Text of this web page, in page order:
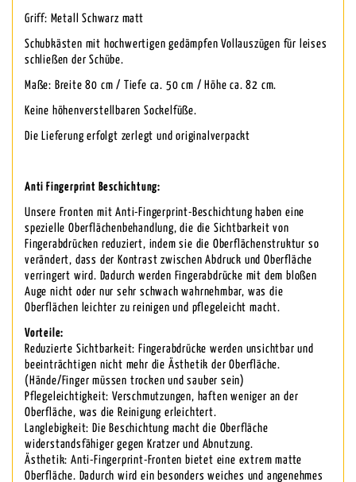
Griff: Metall Schwarz matt
Schubkästen mit hochwertigen gedämpfen Vollauszügen für leises
schließen der Schübe.
Maße: Breite 80 cm / Tiefe ca. 50 cm / Höhe ca. 82 cm.
Keine höhenverstellbaren Sockelfüße.
Die Lieferung erfolgt zerlegt und originalverpackt
Anti Fingerprint Beschichtung:
Unsere Fronten mit Anti-Fingerprint-Beschichtung haben eine
spezielle Oberflächenbehandlung, die die Sichtbarkeit von
Fingerabdrücken reduziert, indem sie die Oberflächenstruktur so
verändert, dass der Kontrast zwischen Abdruck und Oberfläche
verringert wird. Dadurch werden Fingerabdrücke mit dem bloßen
Auge nicht oder nur sehr schwach wahrnehmbar, was die
Oberflächen leichter zu reinigen und pflegeleicht macht.
Vorteile:
Reduzierte Sichtbarkeit: Fingerabdrücke werden unsichtbar und
beeinträchtigen nicht mehr die Ästhetik der Oberfläche.
(Hände/Finger müssen trocken und sauber sein)
Pflegeleichtigkeit: Verschmutzungen, haften weniger an der
Oberfläche, was die Reinigung erleichtert.
Langlebigkeit: Die Beschichtung macht die Oberfläche
widerstandsfähiger gegen Kratzer und Abnutzung.
Ästhetik: Anti-Fingerprint-Fronten bietet eine extrem matte
Oberfläche. Dadurch wird ein besonders weiches und angenehmes